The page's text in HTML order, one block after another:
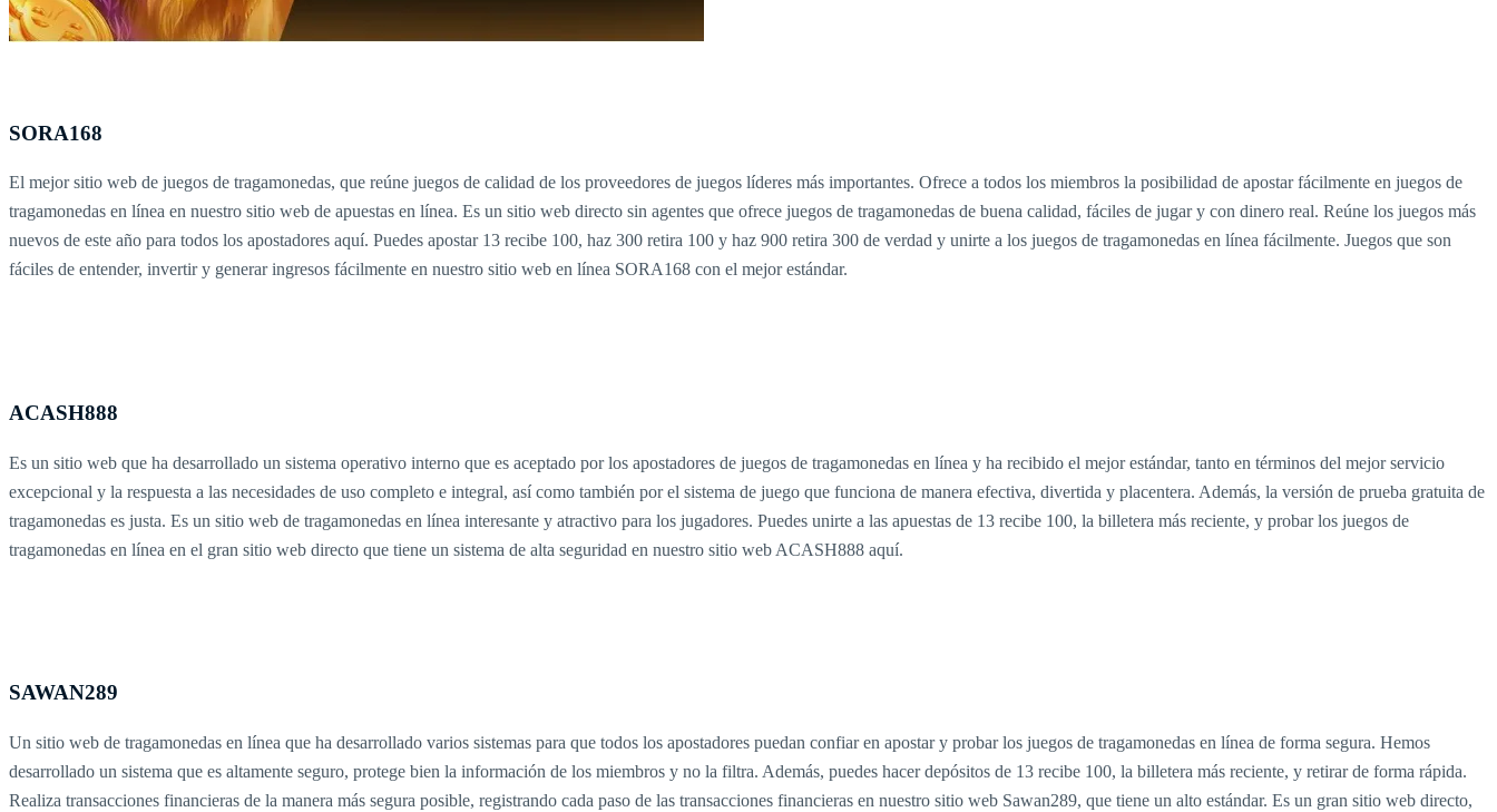
SORA168
El mejor sitio web de juegos de tragamonedas, que reúne juegos de calidad de los proveedores de juegos líderes más importantes. Ofrece a todos los miembros la posibilidad de apostar fácilmente en juegos de
tragamonedas en línea en nuestro sitio web de apuestas en línea. Es un sitio web directo sin agentes que ofrece juegos de tragamonedas de buena calidad, fáciles de jugar y con dinero real. Reúne los juegos más
nuevos de este año para todos los apostadores aquí. Puedes apostar 13 recibe 100, haz 300 retira 100 y haz 900 retira 300 de verdad y unirte a los juegos de tragamonedas en línea fácilmente. Juegos que son
fáciles de entender, invertir y generar ingresos fácilmente en nuestro sitio web en línea SORA168 con el mejor estándar.
ACASH888
Es un sitio web que ha desarrollado un sistema operativo interno que es aceptado por los apostadores de juegos de tragamonedas en línea y ha recibido el mejor estándar, tanto en términos del mejor servicio
excepcional y la respuesta a las necesidades de uso completo e integral, así como también por el sistema de juego que funciona de manera efectiva, divertida y placentera. Además, la versión de prueba gratuita de
tragamonedas es justa. Es un sitio web de tragamonedas en línea interesante y atractivo para los jugadores. Puedes unirte a las apuestas de 13 recibe 100, la billetera más reciente, y probar los juegos de
tragamonedas en línea en el gran sitio web directo que tiene un sistema de alta seguridad en nuestro sitio web ACASH888 aquí.
SAWAN289
Un sitio web de tragamonedas en línea que ha desarrollado varios sistemas para que todos los apostadores puedan confiar en apostar y probar los juegos de tragamonedas en línea de forma segura. Hemos
desarrollado un sistema que es altamente seguro, protege bien la información de los miembros y no la filtra. Además, puedes hacer depósitos de 13 recibe 100, la billetera más reciente, y retirar de forma rápida.
Realiza transacciones financieras de la manera más segura posible, registrando cada paso de las transacciones financieras en nuestro sitio web Sawan289, que tiene un alto estándar. Es un gran sitio web directo,